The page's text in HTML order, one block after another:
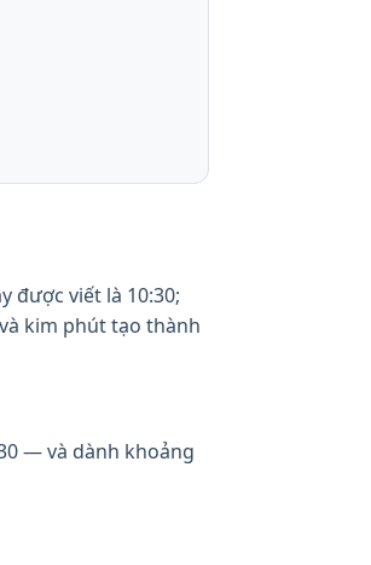
được viết là 10:30;
kim phút tạo thành
— và dành khoảng